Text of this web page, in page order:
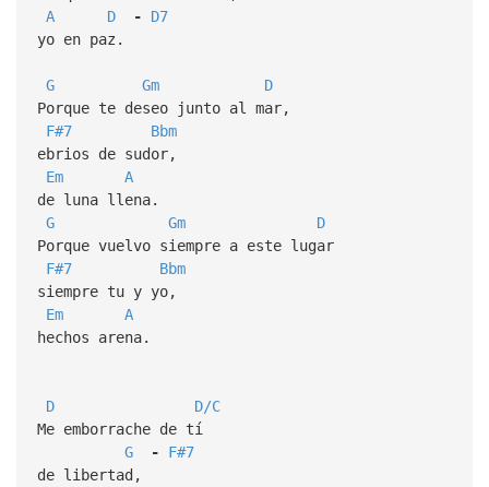
A
D -
D7
yo en paz.
G Gm
D
Porque te deseo junto al mar,
F#7
Bbm
ebrios de sudor,
Em
A
de luna llena.
G
Gm
D
Porque vuelvo siempre a este lugar
F#7
Bbm
siempre tu y yo,
Em
A
hechos arena.
D
D/C
Me emborrache de tí
G
-
F#7
de libertad,